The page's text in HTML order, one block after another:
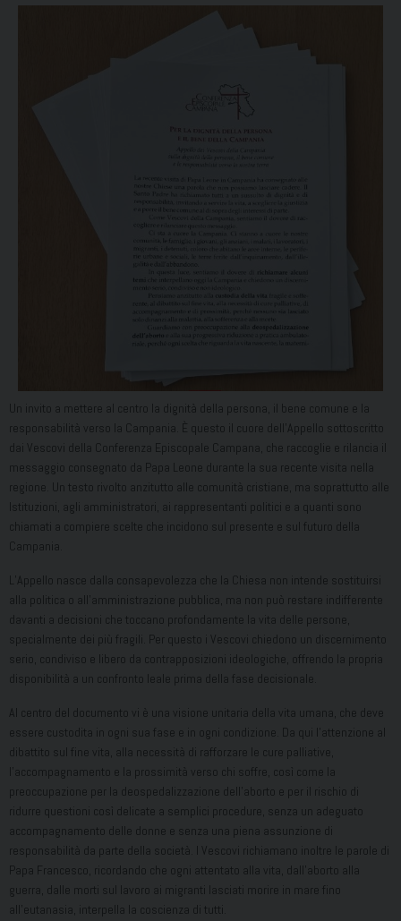
Un invito a mettere al centro la dignità della persona, il bene comune e la
responsabilità verso la Campania. È questo il cuore dell’Appello sottoscritto
dai Vescovi della Conferenza Episcopale Campana, che raccoglie e rilancia il
messaggio consegnato da Papa Leone durante la sua recente visita nella
regione. Un testo rivolto anzitutto alle comunità cristiane, ma soprattutto alle
Istituzioni, agli amministratori, ai rappresentanti politici e a quanti sono
chiamati a compiere scelte che incidono sul presente e sul futuro della
Campania.
L’Appello nasce dalla consapevolezza che la Chiesa non intende sostituirsi
alla politica o all’amministrazione pubblica, ma non può restare indifferente
davanti a decisioni che toccano profondamente la vita delle persone,
specialmente dei più fragili. Per questo i Vescovi chiedono un discernimento
serio, condiviso e libero da contrapposizioni ideologiche, offrendo la propria
disponibilità a un confronto leale prima della fase decisionale.
Al centro del documento vi è una visione unitaria della vita umana, che deve
essere custodita in ogni sua fase e in ogni condizione. Da qui l’attenzione al
dibattito sul fine vita, alla necessità di rafforzare le cure palliative,
l’accompagnamento e la prossimità verso chi soffre, così come la
preoccupazione per la deospedalizzazione dell’aborto e per il rischio di
ridurre questioni così delicate a semplici procedure, senza un adeguato
accompagnamento delle donne e senza una piena assunzione di
responsabilità da parte della società. I Vescovi richiamano inoltre le parole di
Papa Francesco, ricordando che ogni attentato alla vita, dall’aborto alla
guerra, dalle morti sul lavoro ai migranti lasciati morire in mare fino
all’eutanasia, interpella la coscienza di tutti.